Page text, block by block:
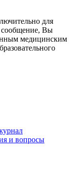
для
сообщение, Вы
медицинским
и вопросы